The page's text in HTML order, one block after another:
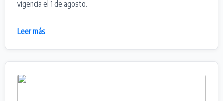
vigencia el 1 de agosto.
Leer más